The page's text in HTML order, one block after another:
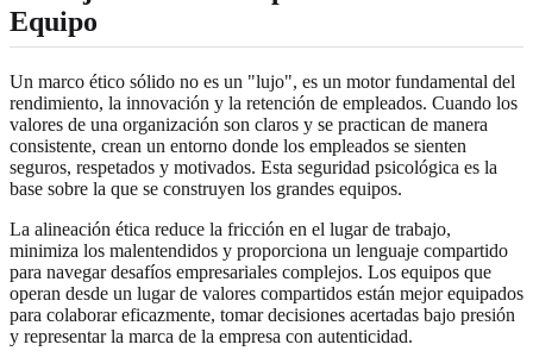
Equipo
Un marco ético sólido no es un "lujo", es un motor fundamental del
rendimiento, la innovación y la retención de empleados. Cuando los
valores de una organización son claros y se practican de manera
consistente, crean un entorno donde los empleados se sienten
seguros, respetados y motivados. Esta seguridad psicológica es la
base sobre la que se construyen los grandes equipos.
La alineación ética reduce la fricción en el lugar de trabajo,
minimiza los malentendidos y proporciona un lenguaje compartido
para navegar desafíos empresariales complejos. Los equipos que
operan desde un lugar de valores compartidos están mejor equipados
para colaborar eficazmente, tomar decisiones acertadas bajo presión
y representar la marca de la empresa con autenticidad.